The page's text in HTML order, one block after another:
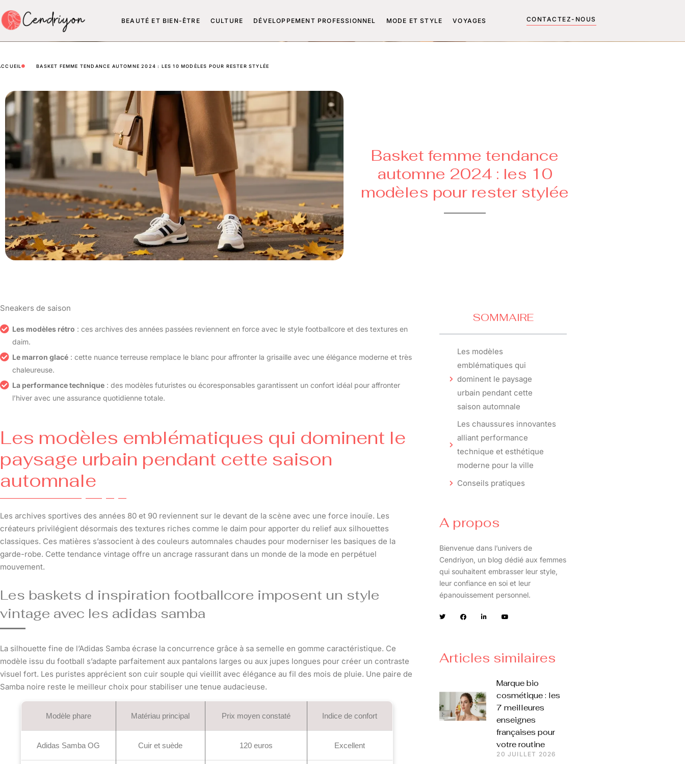
BEAUTÉ ET BIEN-ÊTRE CULTURE DÉVELOPPEMENT PROFESSIONNEL MODE ET STYLE VOYAGES CONTACTEZ-NOUS
BASKET FEMME TENDANCE AUTOMNE 2024 : LES 10 MODÈLES POUR RESTER STYLÉE
Basket femme tendance
automne 2024 : les 10
modèles pour rester stylée
Sneakers de saison
Les modèles rétro : ces archives des années passées reviennent en force avec le style footballcore et des textures en
daim.
Le marron glacé : cette nuance terreuse remplace le blanc pour affronter la grisaille avec une élégance moderne et très
chaleureuse.
La performance technique : des modèles futuristes ou écoresponsables garantissent un confort idéal pour affronter
l’hiver avec une assurance quotidienne totale.
Les modèles emblématiques qui dominent le
paysage urbain pendant cette saison
automnale
Les archives sportives des années 80 et 90 reviennent sur le devant de la scène avec une force inouïe. Les
créateurs privilégient désormais des textures riches comme le daim pour apporter du relief aux silhouettes
classiques. Ces matières s’associent à des couleurs automnales chaudes pour moderniser les basiques de la
garde-robe. Cette tendance vintage offre un ancrage rassurant dans un monde de la mode en perpétuel
mouvement.
Les baskets d inspiration footballcore imposent un style
vintage avec les adidas samba
La silhouette fine de l’Adidas Samba écrase la concurrence grâce à sa semelle en gomme caractéristique. Ce
modèle issu du football s’adapte parfaitement aux pantalons larges ou aux jupes longues pour créer un contraste
visuel fort. Les puristes apprécient son cuir souple qui vieillit avec élégance au fil des mois de pluie. Une paire de
Samba noire reste le meilleur choix pour stabiliser une tenue audacieuse.
Modèle phare Matériau principal Prix moyen constaté Indice de confort
Adidas Samba OG Cuir et suède 120 euros Excellent
SOMMAIRE
Les modèles
emblématiques qui
dominent le paysage
urbain pendant cette
saison automnale
Les chaussures innovantes
alliant performance
technique et esthétique
moderne pour la ville
Conseils pratiques
A propos
Bienvenue dans l’univers de
Cendriyon, un blog dédié aux femmes
qui souhaitent embrasser leur style,
leur confiance en soi et leur
épanouissement personnel.
Articles similaires
Marque bio
cosmétique : les
7 meilleures
enseignes
françaises pour
votre routine
20 JUILLET 2026